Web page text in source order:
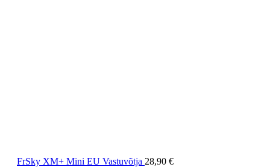
FrSky XM+ Mini EU Vastuvõtja 28,90 €